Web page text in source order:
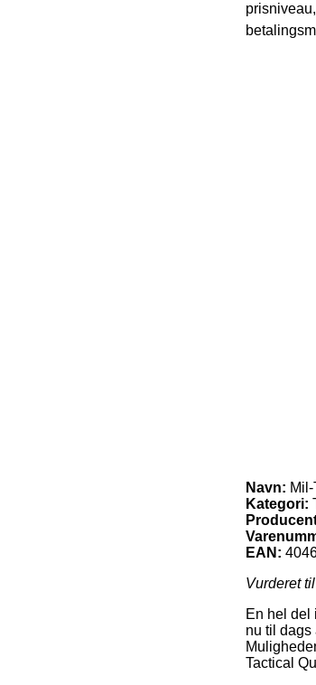
Navn:
Kategori:
EAN:
Vurderet til
En hel del
nu til dags
Tactical